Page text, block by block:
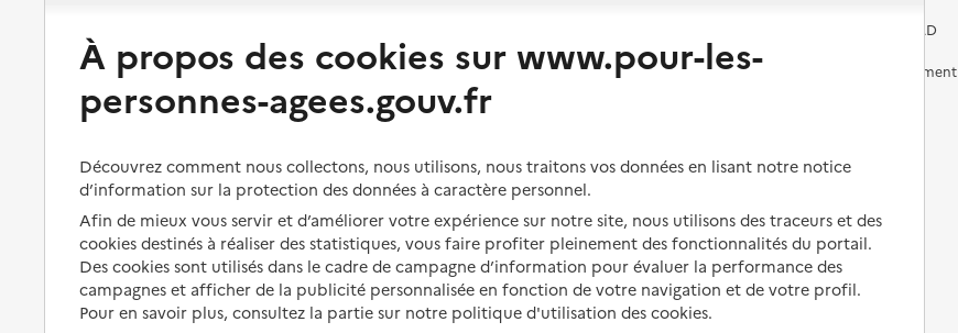
Préserver son autonomie et sa
santé
Organiser à l'avance sa propre
protection
Les mesures de protection
Les obligations de la famille
À qui s’adresser ?
Les politiques du grand âge
Solutions d'accueil temporaire
Partager son logement
Être hospitalisé
Fin de vie à domicile
Vivre en accueil familial
Aides financières en EHPAD
Prévention, accompagnement
Fin de vie en EHPAD
À propos des cookies sur www.pour-les-
personnes-agees.gouv.fr
Découvrez comment nous collectons, nous utilisons, nous traitons vos données en lisant notre notice
d’information sur la protection des données à caractère personnel.
Afin de mieux vous servir et d’améliorer votre expérience sur notre site, nous utilisons des traceurs et des
cookies destinés à réaliser des statistiques, vous faire profiter pleinement des fonctionnalités du portail.
Des cookies sont utilisés dans le cadre de campagne d’information pour évaluer la performance des
campagnes et afficher de la publicité personnalisée en fonction de votre navigation et de votre profil.
Pour en savoir plus, consultez la partie sur notre politique d'utilisation des cookies.